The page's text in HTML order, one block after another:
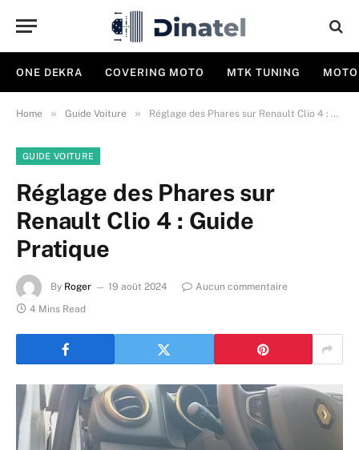
ONE DEKRA COVERING MOTO MTK TUNING
Home » Guide Voiture » Réglage des Phares sur Renault Clio 4 : Guide Pratique
GUIDE VOITURE
Réglage des Phares sur
Renault Clio 4 : Guide
Pratique
By Roger 19 août 2024
Aucun commentaire
4 Mins Read